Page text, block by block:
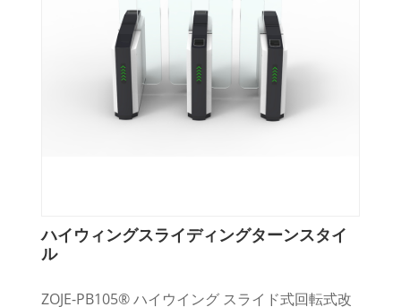
ハイウィングスライディングターンスタイ
ル
ZOJE-PB105® ハイウイング スライド式回転式改